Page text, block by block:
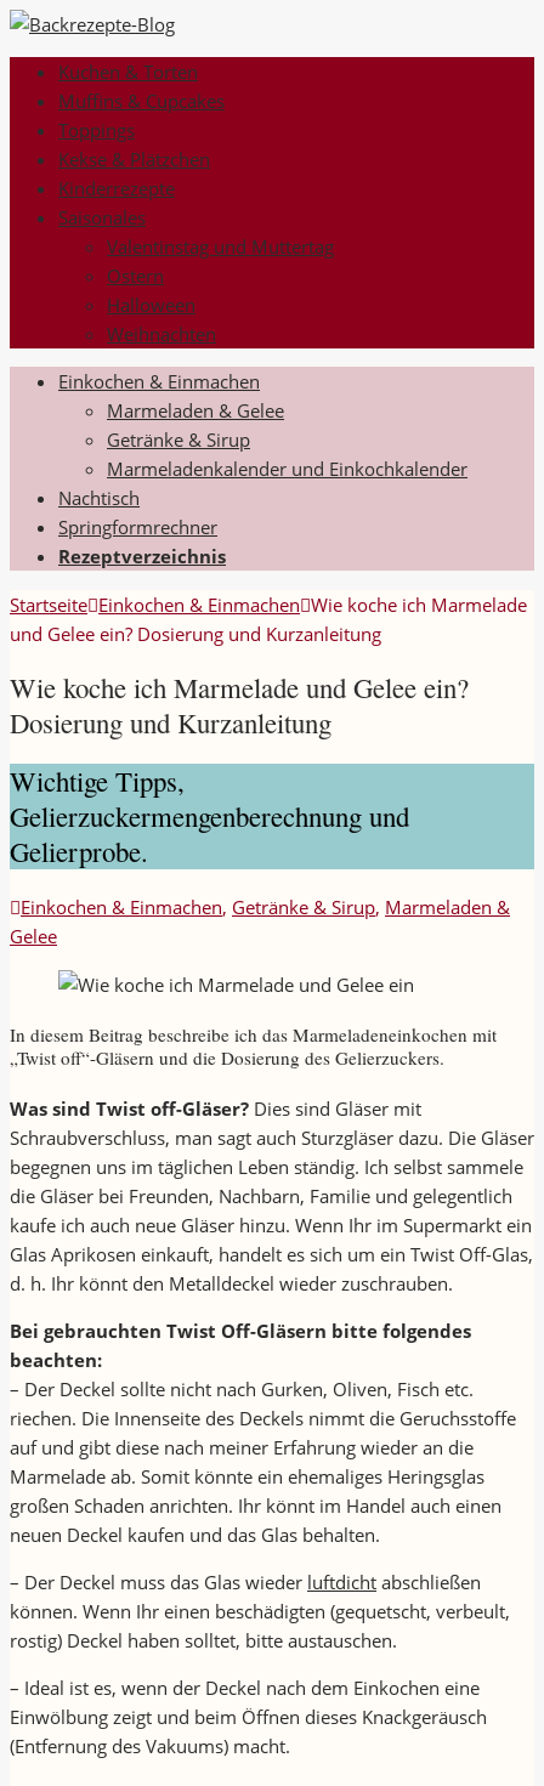
Kuchen & Torten
Muffins & Cupcakes
Toppings
Kekse & Plätzchen
Kinderrezepte
Saisonales
Valentinstag und Muttertag
Ostern
Halloween
Weihnachten
Einkochen & Einmachen
Marmeladen & Gelee
Getränke & Sirup
Marmeladenkalender und Einkochkalender
Nachtisch
Springformrechner
Rezeptverzeichnis
Startseite Einkochen & Einmachen Wie koche ich Marmelade
und Gelee ein? Dosierung und Kurzanleitung
Wie koche ich Marmelade und Gelee ein?
Dosierung und Kurzanleitung
Wichtige Tipps,
Gelierzuckermengenberechnung und
Gelierprobe.
Einkochen & Einmachen, Getränke & Sirup, Marmeladen &
Gelee
In diesem Beitrag beschreibe ich das Marmeladeneinkochen mit
„Twist off“-Gläsern und die Dosierung des Gelierzuckers.
Was sind Twist off-Gläser? Dies sind Gläser mit
Schraubverschluss, man sagt auch Sturzgläser dazu. Die Gläser
begegnen uns im täglichen Leben ständig. Ich selbst sammele
die Gläser bei Freunden, Nachbarn, Familie und gelegentlich
kaufe ich auch neue Gläser hinzu. Wenn Ihr im Supermarkt ein
Glas Aprikosen einkauft, handelt es sich um ein Twist Off-Glas,
d. h. Ihr könnt den Metalldeckel wieder zuschrauben.
Bei gebrauchten Twist Off-Gläsern bitte folgendes
beachten:
– Der Deckel sollte nicht nach Gurken, Oliven, Fisch etc.
riechen. Die Innenseite des Deckels nimmt die Geruchsstoffe
auf und gibt diese nach meiner Erfahrung wieder an die
Marmelade ab. Somit könnte ein ehemaliges Heringsglas
großen Schaden anrichten. Ihr könnt im Handel auch einen
neuen Deckel kaufen und das Glas behalten.
– Der Deckel muss das Glas wieder luftdicht abschließen
können. Wenn Ihr einen beschädigten (gequetscht, verbeult,
rostig) Deckel haben solltet, bitte austauschen.
– Ideal ist es, wenn der Deckel nach dem Einkochen eine
Einwölbung zeigt und beim Öffnen dieses Knackgeräusch
(Entfernung des Vakuums) macht.